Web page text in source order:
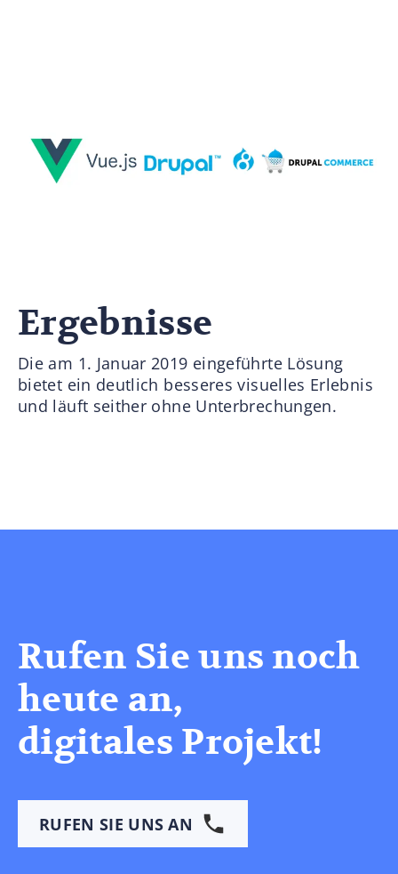
Ergebnisse
Die am 1. Januar 2019 eingeführte Lösung
bietet ein deutlich besseres visuelles Erlebnis
und läuft seither ohne Unterbrechungen.
Rufen Sie uns noch
heute an,
digitales Projekt!
RUFEN SIE UNS AN